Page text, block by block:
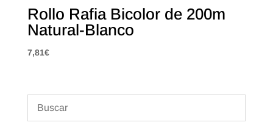
Rollo Rafia Bicolor de 200m
Natural-Blanco
7,81€